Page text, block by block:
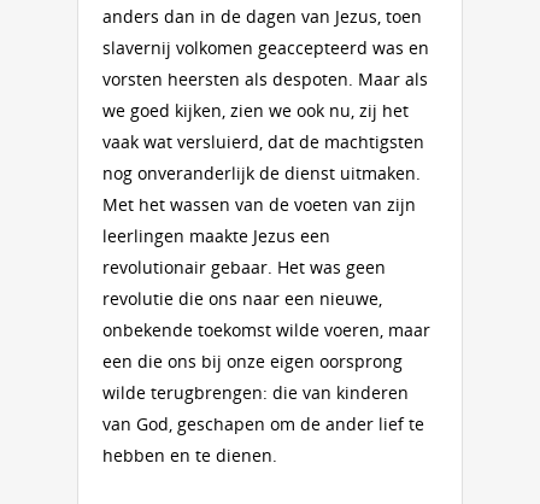
anders dan in de dagen van Jezus, toen
slavernij volkomen geaccepteerd was en
vorsten heersten als despoten. Maar als
we goed kijken, zien we ook nu, zij het
vaak wat versluierd, dat de machtigsten
nog onveranderlijk de dienst uitmaken.
Met het wassen van de voeten van zijn
leerlingen maakte Jezus een
revolutionair gebaar. Het was geen
revolutie die ons naar een nieuwe,
onbekende toekomst wilde voeren, maar
een die ons bij onze eigen oorsprong
wilde terugbrengen: die van kinderen
van God, geschapen om de ander lief te
hebben en te dienen.